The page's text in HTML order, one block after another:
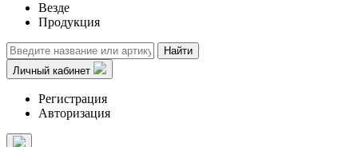
Везде
Продукция
Найти
Личный кабинет
Регистрация
Авторизация